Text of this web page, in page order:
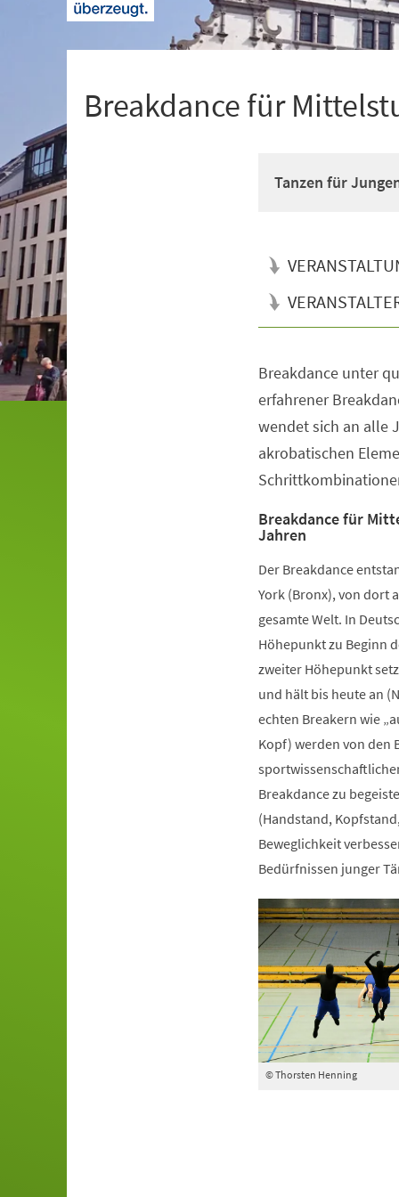
Breakdance für
Tanzen für
Breakdance unter
erfahrener
wendet sich an alle
akrobatischen
Breakdance für
Jahren
Der Breakdance
York (Bronx), von dort
gesamte Welt. In
Höhepunkt zu Beginn
zweiter Höhepunkt
und hält bis heute an
echten Breakern wie
Kopf) werden von den
Breakdance zu
(Handstand,
Beweglichkeit
Bedürfnissen junger
© Thorsten Henning